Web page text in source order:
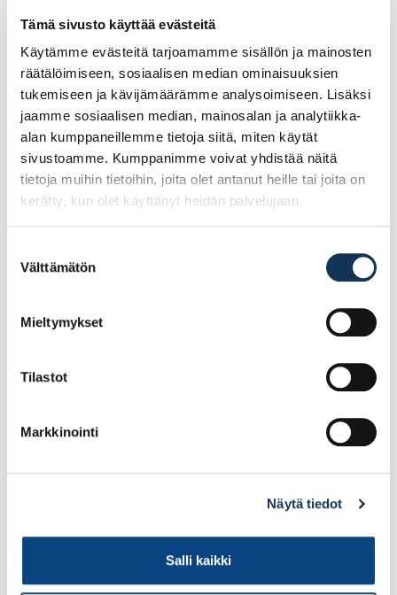
Tämä sivusto käyttää evästeitä
Käytämme evästeitä tarjoamamme sisällön ja mainosten
räätälöimiseen, sosiaalisen median ominaisuuksien
tukemiseen ja kävijämäärämme analysoimiseen. Lisäksi
jaamme sosiaalisen median, mainosalan ja analytiikka-
alan kumppaneillemme tietoja siitä, miten käytät
sivustoamme. Kumppanimme voivat yhdistää näitä
tietoja muihin tietoihin, joita olet antanut heille tai joita on
kerätty, kun olet käyttänyt heidän palvelujaan.
valinta
Välttämätön
Mieltymykset
Tilastot
Markkinointi
Näytä tiedot
Salli kaikki
Pöydänjalkasarja,
710/60mm valkoinen
4kpl/pkt
Säätöjalka M10x50
musta
Lisää tilauskoriin